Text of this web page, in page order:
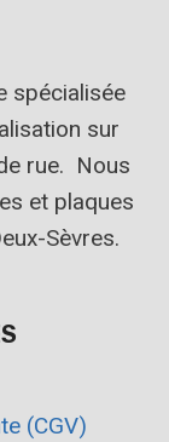
spécialisée
sur
rue. Nous
et plaques
Sèvres.
(CGV)